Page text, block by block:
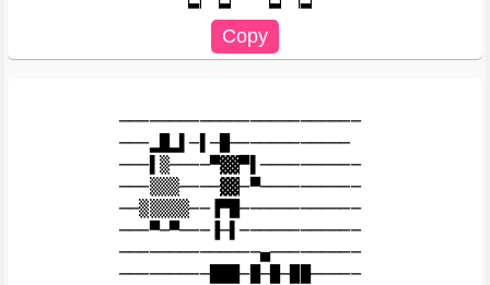
────────────────────────
───▂█▂▌─▌─█────────────
───▌▒────▀▓▓▀▌──────────
───▒▒▒────▓▓─▀──────────
──▒▒▒▒▒──▐▀█────────────
───▀─▀───▐─▌────────────
──────────────▄─────────
─────────███─█─█─██─────